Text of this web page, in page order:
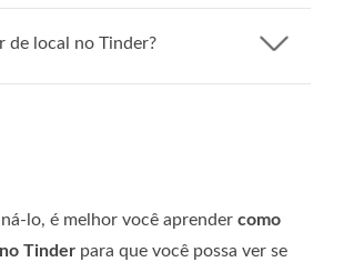
de local no Tinder?
lo, é melhor você aprender como
Tinder para que você possa ver se